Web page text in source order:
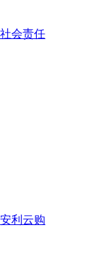
社会责任
安利云购